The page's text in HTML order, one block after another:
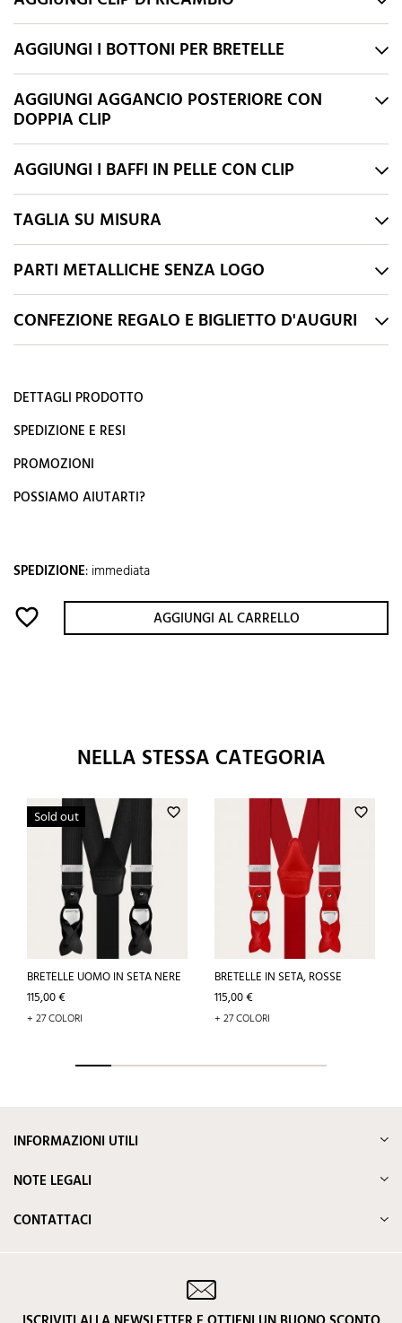
AGGIUNGI I BOTTONI PER BRETELLE
AGGIUNGI AGGANCIO POSTERIORE CON
DOPPIA CLIP
AGGIUNGI I BAFFI IN PELLE CON CLIP
TAGLIA SU MISURA
PARTI METALLICHE SENZA LOGO
CONFEZIONE REGALO E BIGLIETTO D'AUGURI
DETTAGLI PRODOTTO
SPEDIZIONE E RESI
PROMOZIONI
POSSIAMO AIUTARTI?
SPEDIZIONE: immediata
favorite_border AGGIUNGI AL CARRELLO
NELLA STESSA CATEGORIA
favorite_border
Sold out
BRETELLE UOMO IN SETA NERE
Prezzo
115,00 €
+ 27 COLORI
favorite_border
BRETELLE IN SETA, ROSSE
Prezzo
115,00 €
+ 27 COLORI
INFORMAZIONI UTILI
NOTE LEGALI
CONTATTACI